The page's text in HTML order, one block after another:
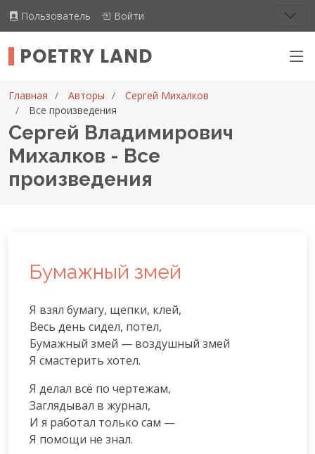
Пользователь Войти
POETRY LAND
Главная Авторы
Сергей Михалков
Все произведения
Сергей Владимирович
Михалков - Все
произведения
Бумажный змей
Я взял бумагу, щепки, клей,
Весь день сидел, потел,
Бумажный змей — воздушный змей
Я смастерить хотел.
Я делал всё по чертежам,
Заглядывал в журнал,
И я работал только сам —
Я помощи не знал.